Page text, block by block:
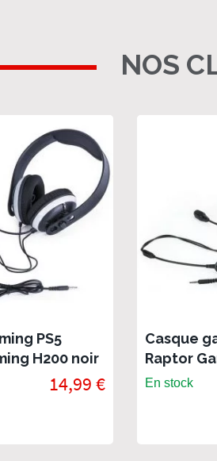
NOS
PS5
H200 noir
14,99 €
Casque
Raptor
blanc
En stock